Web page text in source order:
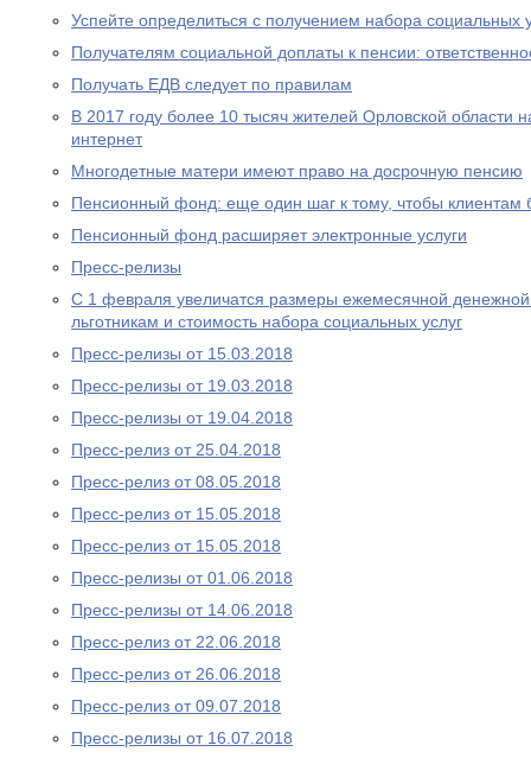
Успейте определиться с получением набора социальных
Получателям социальной доплаты к пенсии:
Получать ЕДВ следует по правилам
В 2017 году более 10 тысяч жителей Орловской области
интернет
Многодетные матери имеют право на досрочную пенсию
Пенсионный фонд: еще один шаг к тому, чтобы клиентам
Пенсионный фонд расширяет электронные услуги
Пресс-релизы
С 1 февраля увеличатся размеры ежемесячной
льготникам и стоимость набора социальных услуг
Пресс-релизы от 15.03.2018
Пресс-релизы от 19.03.2018
Пресс-релизы от 19.04.2018
Пресс-релиз от 25.04.2018
Пресс-релиз от 08.05.2018
Пресс-релиз от 15.05.2018
Пресс-релиз от 15.05.2018
Пресс-релизы от 01.06.2018
Пресс-релизы от 14.06.2018
Пресс-релиз от 22.06.2018
Пресс-релиз от 26.06.2018
Пресс-релиз от 09.07.2018
Пресс-релизы от 16.07.2018